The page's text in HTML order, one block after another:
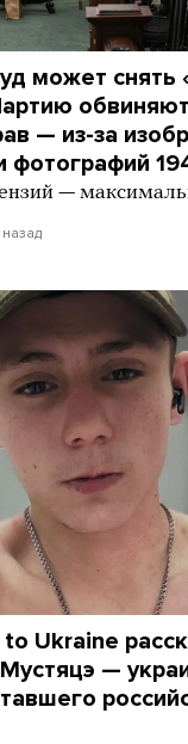
может снять
— из-за
фотографий
—
Ukraine
—